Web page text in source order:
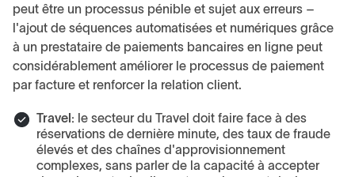
peut être un processus pénible et sujet aux erreurs –
l'ajout de séquences automatisées et numériques grâce
à un prestataire de paiements bancaires en ligne peut
considérablement améliorer le processus de paiement
par facture et renforcer la relation client.
Travel: le secteur du Travel doit faire face à des
réservations de dernière minute, des taux de fraude
élevés et des chaînes d'approvisionnement
complexes, sans parler de la capacité à accepter